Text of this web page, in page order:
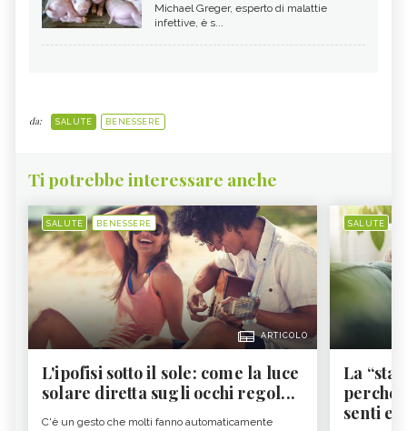
Michael Greger, esperto di malattie
infettive, è s...
da: SALUTE BENESSERE
Ti potrebbe interessare anche
SALUTE BENESSERE
ARTICOLO
L'ipofisi sotto il sole: come la luce
solare diretta sugli occhi regol...
C'è un gesto che molti fanno automaticamente
SALUTE
La
perché
senti